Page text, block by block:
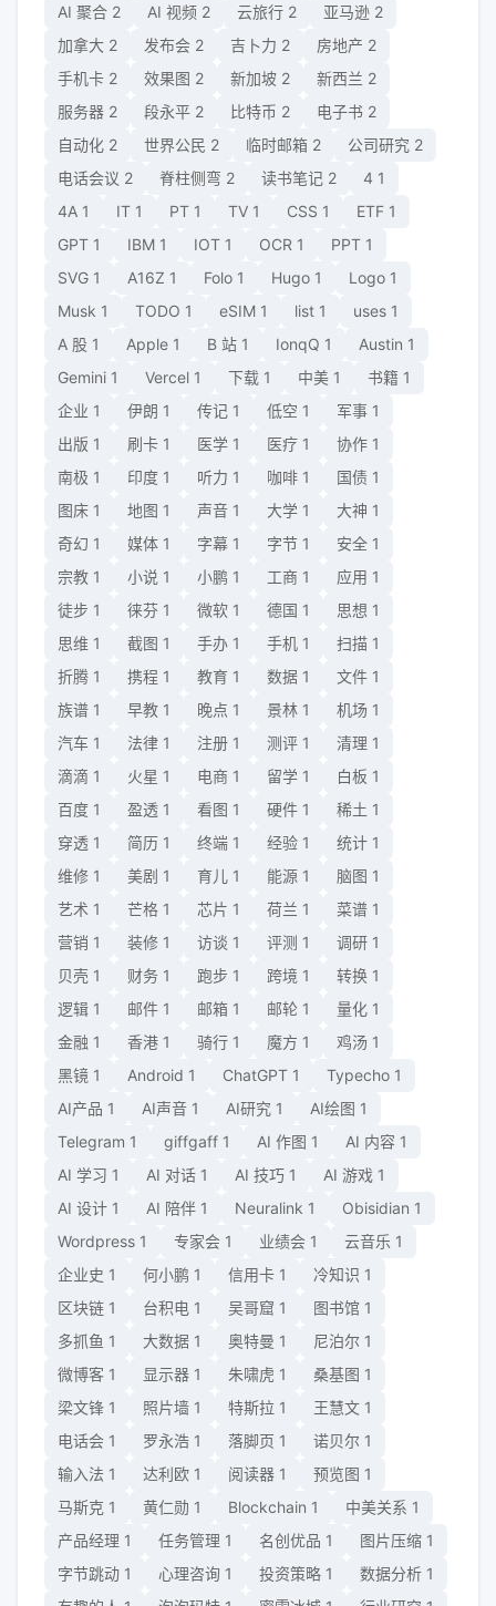
AI 聚合 2 AI 视频 2 云旅行 2 亚马逊 2
加拿大 2 发布会 2 吉卜力 2 房地产 2
手机卡 2 效果图 2 新加坡 2 新西兰 2
服务器 2 段永平 2 比特币 2 电子书 2
自动化 2 世界公民 2 临时邮箱 2 公司研究 2
电话会议 2 脊柱侧弯 2 读书笔记 2 4 1
4A 1 IT 1 PT 1 TV 1 CSS 1 ETF 1
GPT 1 IBM 1 IOT 1 OCR 1 PPT 1
SVG 1 A16Z 1 Folo 1 Hugo 1 Logo 1
Musk 1 TODO 1 eSIM 1 list 1 uses 1
A 股 1 Apple 1 B 站 1 IonqQ 1 Austin 1
Gemini 1 Vercel 1 下载 1 中美 1 书籍 1
企业 1 伊朗 1 传记 1 低空 1 军事 1
出版 1 刷卡 1 医学 1 医疗 1 协作 1
南极 1 印度 1 听力 1 咖啡 1 国债 1
图床 1 地图 1 声音 1 大学 1 大神 1
奇幻 1 媒体 1 字幕 1 字节 1 安全 1
宗教 1 小说 1 小鹏 1 工商 1 应用 1
徒步 1 徕芬 1 微软 1 德国 1 思想 1
思维 1 截图 1 手办 1 手机 1 扫描 1
折腾 1 携程 1 教育 1 数据 1 文件 1
族谱 1 早教 1 晚点 1 景林 1 机场 1
汽车 1 法律 1 注册 1 测评 1 清理 1
滴滴 1 火星 1 电商 1 留学 1 白板 1
百度 1 盈透 1 看图 1 硬件 1 稀土 1
穿透 1 简历 1 终端 1 经验 1 统计 1
维修 1 美剧 1 育儿 1 能源 1 脑图 1
艺术 1 芒格 1 芯片 1 荷兰 1 菜谱 1
营销 1 装修 1 访谈 1 评测 1 调研 1
贝壳 1 财务 1 跑步 1 跨境 1 转换 1
逻辑 1 邮件 1 邮箱 1 邮轮 1 量化 1
金融 1 香港 1 骑行 1 魔方 1 鸡汤 1
黑镜 1 Android 1 ChatGPT 1 Typecho 1
AI产品 1 AI声音 1 AI研究 1 AI绘图 1
Telegram 1 giffgaff 1 AI 作图 1 AI 内容 1
AI 学习 1 AI 对话 1 AI 技巧 1 AI 游戏 1
AI 设计 1 AI 陪伴 1 Neuralink 1 Obisidian 1
Wordpress 1 专家会 1 业绩会 1 云音乐 1
企业史 1 何小鹏 1 信用卡 1 冷知识 1
区块链 1 台积电 1 吴哥窟 1 图书馆 1
多抓鱼 1 大数据 1 奥特曼 1 尼泊尔 1
微博客 1 显示器 1 朱啸虎 1 桑基图 1
梁文锋 1 照片墙 1 特斯拉 1 王慧文 1
电话会 1 罗永浩 1 落脚页 1 诺贝尔 1
输入法 1 达利欧 1 阅读器 1 预览图 1
马斯克 1 黄仁勋 1 Blockchain 1 中美关系 1
产品经理 1 任务管理 1 名创优品 1 图片压缩 1
字节跳动 1 心理咨询 1 投资策略 1 数据分析 1